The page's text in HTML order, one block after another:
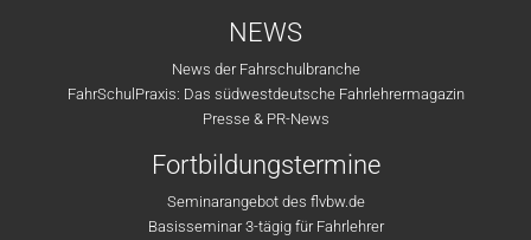
NEWS
News der Fahrschulbranche
FahrSchulPraxis: Das südwestdeutsche Fahrlehrermagazin
Presse & PR-News
Fortbildungstermine
Seminarangebot des flvbw.de
Basisseminar 3-tägig für Fahrlehrer